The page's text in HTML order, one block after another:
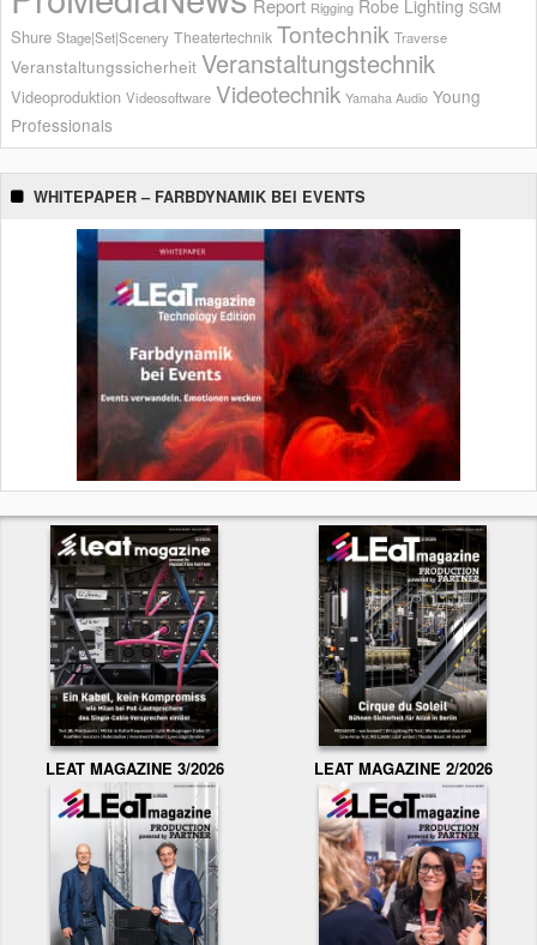
Report Rigging Robe Lighting SGM
Shure Stage|Set|Scenery Theatertechnik Tontechnik Traverse
Veranstaltungssicherheit Veranstaltungstechnik
Videoproduktion Videosoftware Videotechnik Yamaha Audio Young
Professionals
WHITEPAPER – FARBDYNAMIK BEI EVENTS
LEAT MAGAZINE 3/2026 LEAT MAGAZINE 2/2026